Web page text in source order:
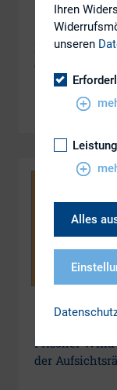
DOWNLOAD
Frischer Wind
der
Frischer
der
Ihren
unseren
Alles